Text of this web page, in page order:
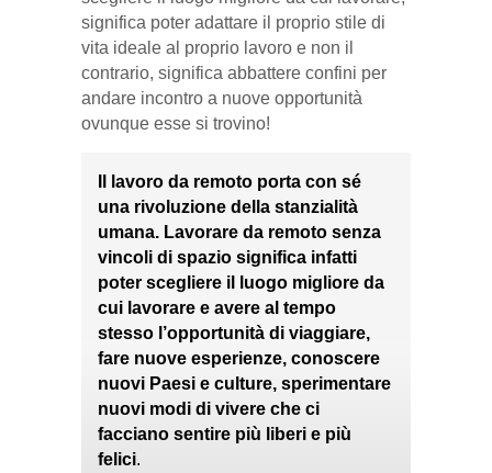
significa poter adattare il proprio stile di
vita ideale al proprio lavoro e non il
contrario, significa abbattere confini per
andare incontro a nuove opportunità
ovunque esse si trovino!
Il lavoro da remoto porta con sé
una rivoluzione della stanzialità
umana. Lavorare da remoto senza
vincoli di spazio significa infatti
poter scegliere il luogo migliore da
cui lavorare e avere al tempo
stesso l’opportunità di viaggiare,
fare nuove esperienze, conoscere
nuovi Paesi e culture, sperimentare
nuovi modi di vivere che ci
facciano sentire più liberi e più
felici.